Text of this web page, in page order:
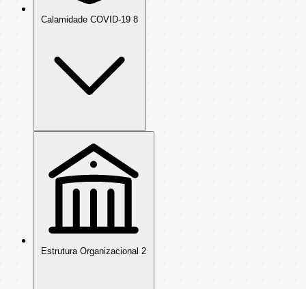
Calamidade COVID-19 8
Estrutura Organizacional 2